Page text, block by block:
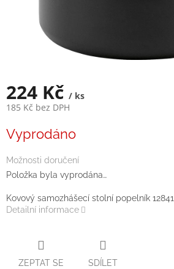
224 Kč / ks
185 Kč bez DPH
cena:
Vyprodáno
Možnosti doručení
Položka byla vyprodána…
Kovový samozhášecí stolní popelník
Detailní informace
ZEPTAT SE SDÍLET